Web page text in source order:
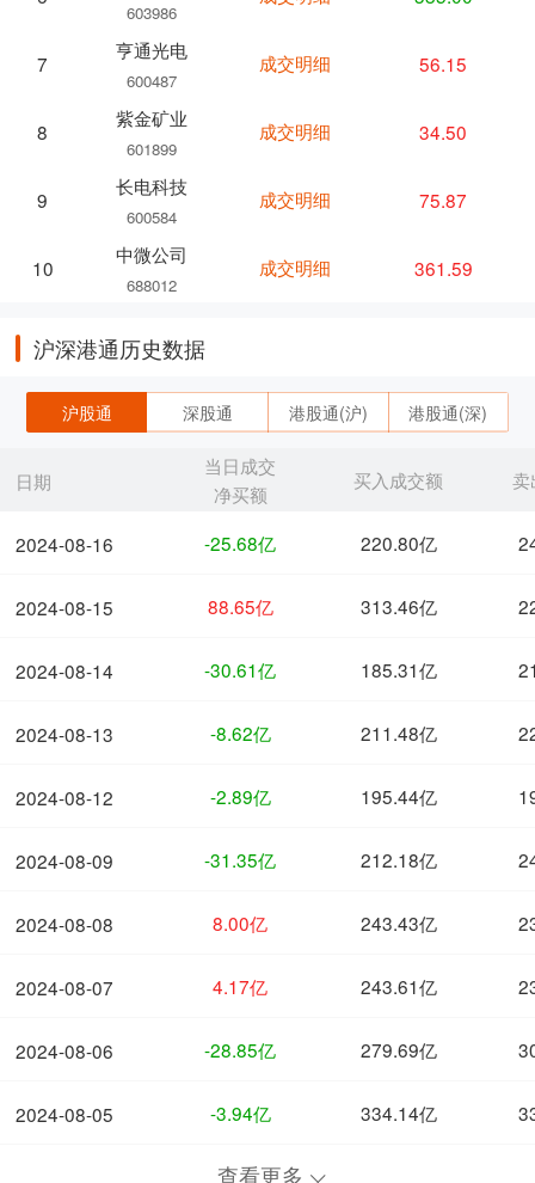
603986
7
亨通光电
600487
8
紫金矿业
601899
9
长电科技
600584
10
中微公司
688012
成交明细 56.15
成交明细 34.50
成交明细 75.87
成交明细 361.59
沪深港通历史数据
沪股通 深股通 港股通(沪) 港股通(深)
日期
2024-08-16
2024-08-15
2024-08-14
2024-08-13
2024-08-12
2024-08-09
2024-08-08
2024-08-07
2024-08-06
2024-08-05
当日成交
净买额
买入成交额 卖
-25.68亿 220.80亿
88.65亿 313.46亿
-30.61亿 185.31亿
-8.62亿 211.48亿
-2.89亿 195.44亿
-31.35亿 212.18亿
8.00亿 243.43亿
4.17亿 243.61亿
-28.85亿 279.69亿
-3.94亿 334.14亿
查看更多